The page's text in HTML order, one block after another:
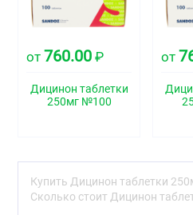
Фармакологические
Этамзилат является
улучшает
из костного мозга.
уменьшает кровопотери.
усиливает его ретракцию,
плазме крови и
от 760.00 ₽
Дицинон таблетки
250мг №100
от
Купить Дицинон таблетки
Сколько стоит Дицинон